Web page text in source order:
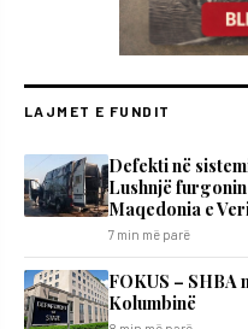
LAJMET E FUNDIT
Defekti në
Lushnjë
Maqedonia e
7 min më parë
FOKUS –
Kolumbinë